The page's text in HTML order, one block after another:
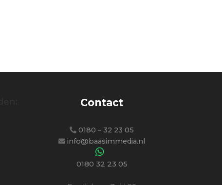
Contact
0180 – 32 23 05
info@baasimmedia.nl
0180 32 23 05